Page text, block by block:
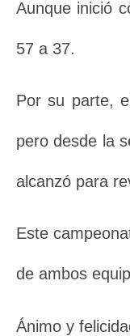
Aunque inició
57 a 37.
Por su parte,
pero desde la
alcanzó para
Este
de ambos
Ánimo y